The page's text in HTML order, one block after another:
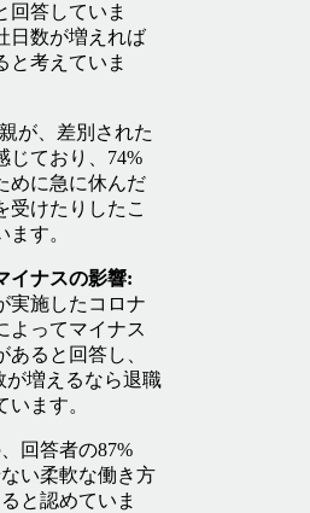
回答していま
日数が増えれば
と考えていま
が、差別された
じており、74%
めに急に休んだ
受けたりしたこ
す。
イナスの影響:
実施したコロナ
よってマイナス
ると回答し、
が増えるなら退職
ます。
回答者の87%
い柔軟な働き方
と認めていま